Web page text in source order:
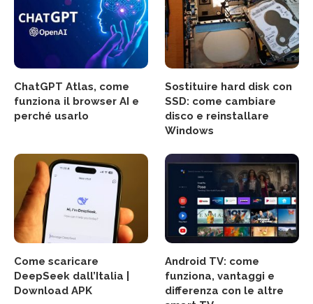
ChatGPT Atlas, come
funziona il browser AI e
perché usarlo
Sostituire hard disk con
SSD: come cambiare
disco e reinstallare
Windows
Come scaricare
DeepSeek dall’Italia |
Download APK
Android TV: come
funziona, vantaggi e
differenza con le altre